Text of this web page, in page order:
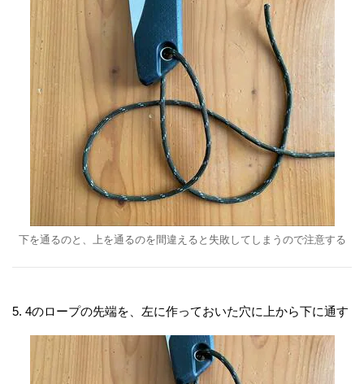
下を通るのと、上を通るのを間違えると失敗してしまうので注意する
5. 4のロープの先端を、左に作っておいた穴に上から下に通す